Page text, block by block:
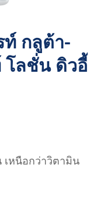
ท์ กลูต้า-
โลชั่น ดิวอี้
เหนือกว่าวิตามิน